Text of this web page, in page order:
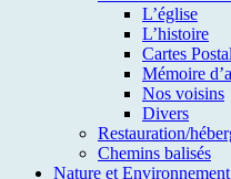
L’église
L’histoire
Cartes
Mémoire
Nos voisins
Divers
Restauration/
Chemins balisés
Nature et Environnement